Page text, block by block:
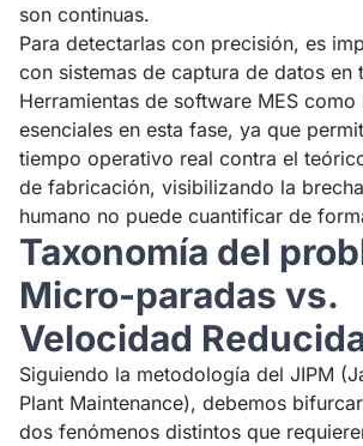
son continuas.
Para detectarlas con precisión, es
con sistemas de captura de datos en
Herramientas de software MES como
esenciales en esta fase, ya que
tiempo operativo real contra el
de fabricación, visibilizando la
humano no puede cuantificar de
Taxonomía del
Micro-paradas vs.
Velocidad
Siguiendo la metodología del JIPM
Plant Maintenance), debemos
dos fenómenos distintos que